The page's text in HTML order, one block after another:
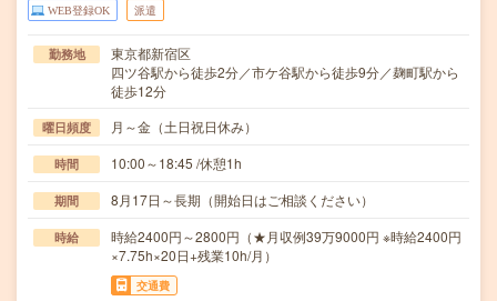
WEB登録OK 派遣
勤務地
東京都新宿区
四ツ谷駅から徒歩2分／市ケ谷駅から徒歩9分／麹町駅から
徒歩12分
曜日頻度 月～金（土日祝日休み）
時間 10:00～18:45 /休憩1h
期間 8月17日～長期（開始日はご相談ください）
時給
時給2400円～2800円（★月収例39万9000円 ※時給2400円
×7.75h×20日+残業10h/月）
交通費